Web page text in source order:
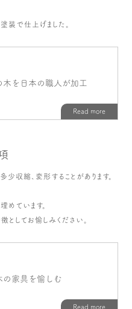
装で仕上げました。
収縮、変形することがあります。
ています。
してお愉しみください。